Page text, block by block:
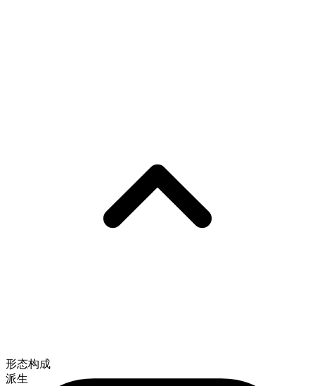
形态构成
派生